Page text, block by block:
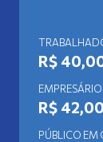
R$
R$ 42,00
PÚBLICO EM